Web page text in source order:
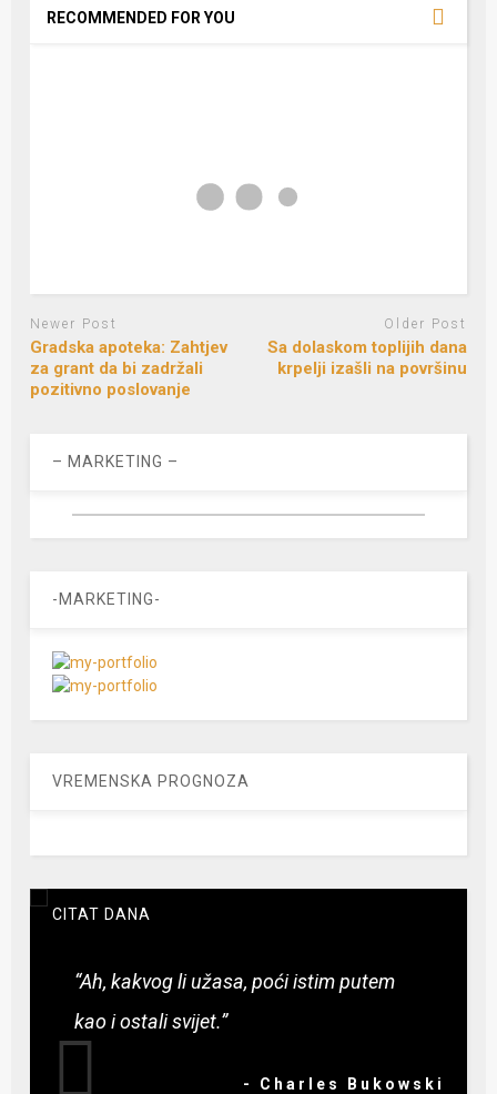
RECOMMENDED FOR YOU
Newer Post
Gradska apoteka: Zahtjev
za grant da bi zadržali
pozitivno poslovanje
Older Post
Sa dolaskom toplijih dana
krpelji izašli na površinu
– MARKETING –
-MARKETING-
VREMENSKA PROGNOZA
CITAT DANA
“Ah, kakvog li užasa, poći istim putem
kao i ostali svijet.”
- Charles Bukowski